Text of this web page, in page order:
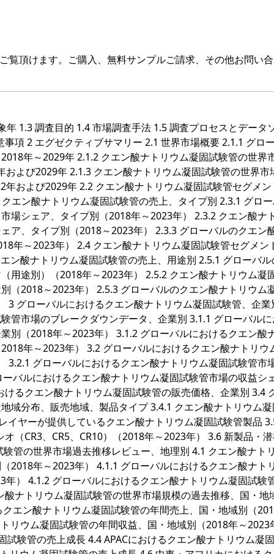
覧頂けます。ご購入、無料サンプルご請求、その他お問い
1.3 調査目的 1.4 市場調査手法 1.5 調査プロセスとデータ
項 2 エグゼクティブサマリー 2.1 世界市場概要 2.1.1 グロ
年～2029年 2.1.2 クエン酸ナトリウム凝固試験管の世界
よび2029年 2.1.3 クエン酸ナトリウム凝固試験管の世界市
および2029年 2.2 クエン酸ナトリウム凝固試験管セグメ
エン酸ナトリウム凝固試験管の売上、タイプ別 2.3.1 グロ
場シェア、タイプ別（2018年～2023年） 2.3.2 クエン酸ナ
ア、タイプ別（2018～2023年） 2.3.3 グローバルのクエン
年～2023年） 2.4 クエン酸ナトリウム凝固試験管セグメン
ン酸ナトリウム凝固試験管の売上、用途別 2.5.1 グローバ
用途別）（2018年～2023年） 2.5.2 クエン酸ナトリウム凝
（2018～2023年） 2.5.3 グローバルのクエン酸ナトリウム
3 グローバルにおけるクエン酸ナトリウム凝固試験管、企業
管市場のブレークダウンデータ、企業別 3.1.1 グローバル
別（2018年～2023年） 3.1.2 グローバルにおけるクエン酸
年～2023年） 3.2 グローバルにおけるクエン酸ナトリウ
3.2.1 グローバルにおけるクエン酸ナトリウム凝固試験管市
バルにおけるクエン酸ナトリウム凝固試験管市場の収益シ
るクエン酸ナトリウム凝固試験管の販売価格、企業別 3.4
域分布、販売地域、製品タイプ 3.4.1 クエン酸ナトリウム
イヤーが提供しているクエン酸ナトリウム凝固試験管製品
（CR3、CR5、CR10）（2018年～2023年） 3.6 新製品・
管の世界市場過去推移レビュー、地理別 4.1 クエン酸ナト
2018年～2023年） 4.1.1 グローバルにおけるクエン酸ナト
） 4.1.2 グローバルにおけるクエン酸ナトリウム凝固試験
ナトリウム凝固試験管の世界市場規模の過去推移、国・地
エン酸ナトリウム凝固試験管の年間売上、国・地域別（
リウム凝固試験管の年間収益、国・地域別（2018年～2023
験管の売上成長 4.4 APACにおけるクエン酸ナトリウム凝